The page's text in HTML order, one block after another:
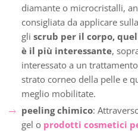
diamante o microcristalli,
consigliata da applicare
gli scrub per il corpo,
è il più interessante,
interessato a un
strato corneo della pelle e
meglio mobilitate.
peeling chimico:
gel o prodotti cosmetici